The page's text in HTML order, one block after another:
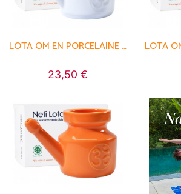
LOTA OM EN PORCELAINE ÉMAILLÉE 400ML
23,50 €